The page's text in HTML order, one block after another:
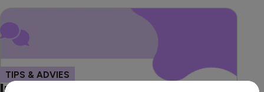
TIPS & ADVIES
Investeren in duurzame energie: